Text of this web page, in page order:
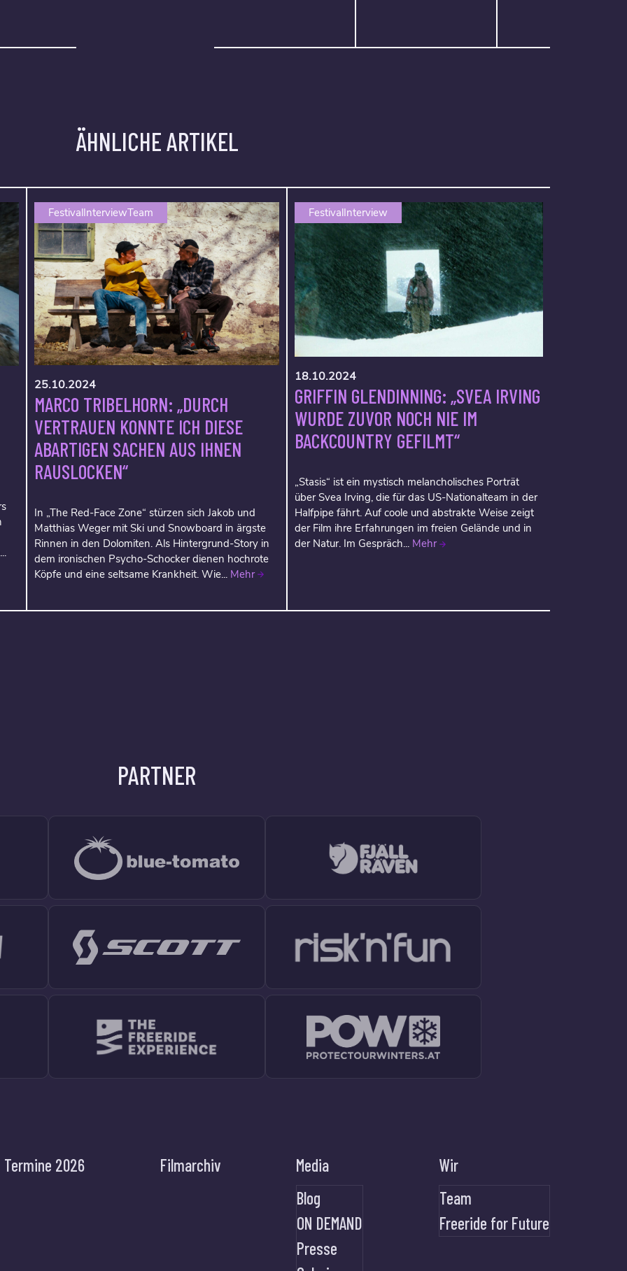
ÄHNLICHE ARTIKEL
FestivalInterviewTeam
25.10.2024
MARCO TRIBELHORN: „DURCH
VERTRAUEN KONNTE ICH DIESE
ABARTIGEN SACHEN AUS IHNEN
RAUSLOCKEN“
In „The Red-Face Zone“ stürzen sich Jakob und
Matthias Weger mit Ski und Snowboard in ärgste
Rinnen in den Dolomiten. Als Hintergrund-Story in
dem ironischen Psycho-Schocker dienen hochrote
Köpfe und eine seltsame Krankheit. Wie... Mehr
FestivalInterview
18.10.2024
GRIFFIN GLENDINNING: „SVEA IRVING
WURDE ZUVOR NOCH NIE IM
BACKCOUNTRY GEFILMT“
„Stasis“ ist ein mystisch melancholisches Porträt
über Svea Irving, die für das US-Nationalteam in der
Halfpipe fährt. Auf coole und abstrakte Weise zeigt
der Film ihre Erfahrungen im freien Gelände und in
der Natur. Im Gespräch... Mehr
PARTNER
Termine 2026 Filmarchiv
Media
Blog
ON DEMAND
Presse
Wir
Team
Freeride for Future